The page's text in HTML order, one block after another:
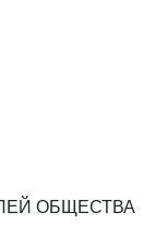
ОБЩЕСТВА